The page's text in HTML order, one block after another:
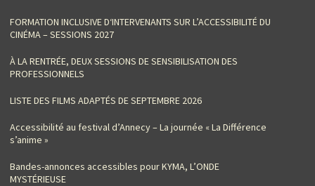
FORMATION INCLUSIVE D‘INTERVENANTS SUR L’ACCESSIBILITÉ DU
CINÉMA – SESSIONS 2027
À LA RENTRÉE, DEUX SESSIONS DE SENSIBILISATION DES
PROFESSIONNELS
LISTE DES FILMS ADAPTÉS DE SEPTEMBRE 2026
Accessibilité au festival d’Annecy – La journée « La Différence
s’anime »
Bandes-annonces accessibles pour KYMA, L’ONDE
MYSTÉRIEUSE